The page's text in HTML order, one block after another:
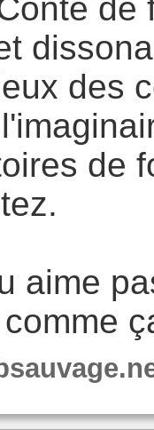
de
des
de
aime